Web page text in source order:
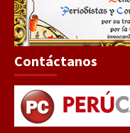
Contáctanos